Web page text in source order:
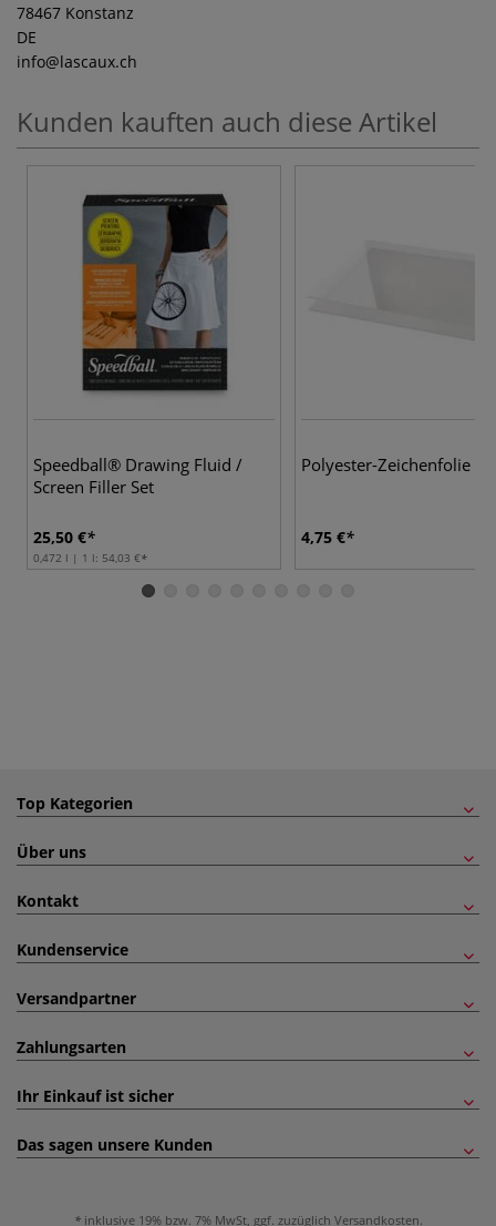
78467 Konstanz
DE
info@lascaux.ch
Kunden kauften auch diese Artikel
Speedball® Drawing Fluid /
Screen Filler Set
25,50 €
0,472 l | 1 l: 54,03 €
Polyester-Zeichenfolie
4,75 €
Top Kategorien
Über uns
Kontakt
Kundenservice
Versandpartner
Zahlungsarten
Ihr Einkauf ist sicher
Das sagen unsere Kunden
inklusive 19% bzw. 7% MwSt, ggf. zuzüglich Versandkosten.